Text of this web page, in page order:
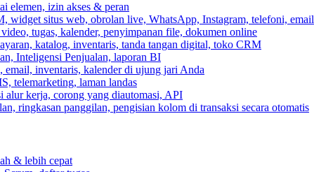
elemen, izin akses & peran
widget situs web, obrolan live, WhatsApp, Instagram, telefoni, email
tugas, kalender, penyimpanan file, dokumen online
katalog, inventaris, tanda tangan digital, toko CRM
Inteligensi Penjualan, laporan BI
email, inventaris, kalender di ujung jari Anda
telemarketing, laman landas
alur kerja, corong yang diautomasi, API
ringkasan panggilan, pengisian kolom di transaksi secara otomatis
& lebih cepat